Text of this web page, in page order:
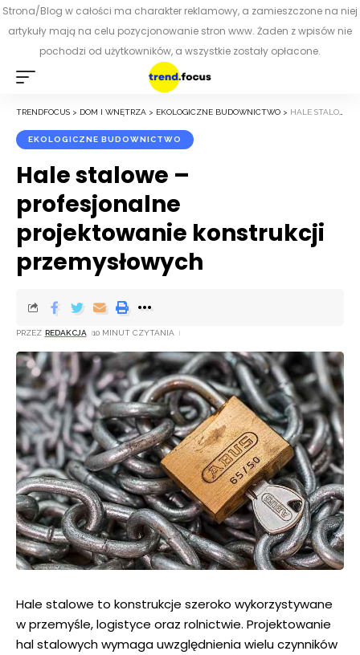
Strona/Blog w całości ma charakter reklamowy, a zamieszczone na niej
artykuły mają na celu pozycjonowanie stron www. Żaden z wpisów nie
pochodzi od użytkowników, a wszystkie zostały opłacone.
TRENDFOCUS > DOM I WNĘTRZA > EKOLOGICZNE BUDOWNICTWO > HALE STALOWE – PROFESJONALNE PROJEKTOWANIE KONSTRUKCJI PRZEMYSŁOWYCH
EKOLOGICZNE BUDOWNICTWO
Hale stalowe –
profesjonalne
projektowanie konstrukcji
przemysłowych
PRZEZ REDAKCJA 10 MINUT CZYTANIA
Hale stalowe to konstrukcje szeroko wykorzystywane
w przemyśle, logistyce oraz rolnictwie. Projektowanie
hal stalowych wymaga uwzględnienia wielu czynników